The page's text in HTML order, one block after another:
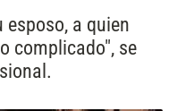
a quien
complicado", se